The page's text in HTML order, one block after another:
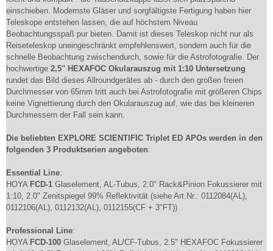
einschieben. Modernste Gläser und sorgfältigste Fertigung haben hier
Teleskope entstehen lassen, die auf höchstem Niveau
Beobachtungsspaß pur bieten. Damit ist dieses Teleskop nicht nur als
Reiseteleskop uneingeschränkt empfehlenswert, sondern auch für die
schnelle Beobachtung zwischendurch, sowie für die Astrofotografie. Der
hochwertige 2,5'' HEXAFOC Okularauszug mit 1:10 Untersetzung
rundet das Bild dieses Allroundgerätes ab - durch den großen freien
Durchmesser von 65mm tritt auch bei Astrofotografie mit größeren Chips
keine Vignettierung durch den Okularauszug auf, wie das bei kleineren
Durchmessern der Fall sein kann.
Die beliebten EXPLORE SCIENTIFIC Triplet ED APOs werden in den
folgenden 3 Produktserien angeboten:
Essential Line:
HOYA FCD-1 Glaselement, AL-Tubus, 2.0" Rack&Pinion Fokussierer mit
1:10, 2.0" Zenitspiegel 99% Reflektivität (siehe Art.Nr.: 0112084(AL),
0112106(AL), 0112132(AL), 0112155(CF + 3"FT))
Professional Line:
HOYA FCD-100 Glaselement, AL/CF-Tubus, 2.5" HEXAFOC Fokussierer